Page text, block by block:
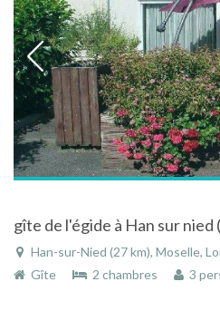
gîte de l'égide à Han sur nied
Han-sur-Nied (27 km), Moselle,
Gîte
2 chambres 3